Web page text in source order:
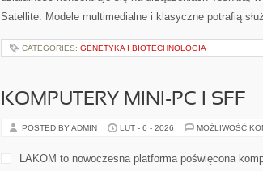
Satellite. Modele multimedialne i klasyczne potrafią
CATEGORIES: GENETYKA I BIOTECHNOLOGIA
KOMPUTERY MINI-PC I SFF
POSTED BY ADMIN LUT - 6 - 2026 MOŻLIWOŚĆ
LAKOM to nowoczesna platforma poświęcona